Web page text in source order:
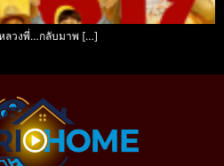
หลวงพี่…กลับมาพ […]